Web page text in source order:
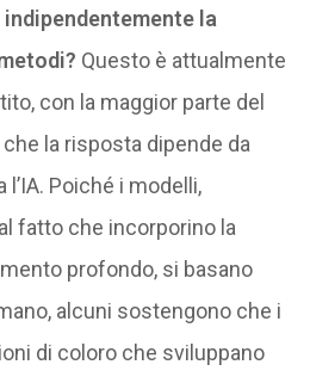
indipendentemente la
Questo è attualmente
con la maggior parte del
la risposta dipende da
Poiché i modelli,
fatto che incorporino la
profondo, si basano
alcuni sostengono che i
di coloro che sviluppano